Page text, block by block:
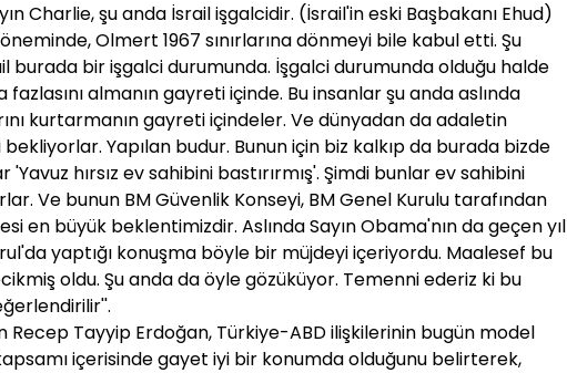
Charlie, şu anda İsrail işgalcidir. (İsrail'in eski Başbakanı Ehud)
Olmert 1967 sınırlarına dönmeyi bile kabul etti. Şu
burada bir işgalci durumunda. İşgalci durumunda olduğu halde
fazlasını almanın gayreti içinde. Bu insanlar şu anda aslında
kurtarmanın gayreti içindeler. Ve dünyadan da adaletin
Yapılan budur. Bunun için biz kalkıp da burada bizde
'Yavuz hırsız ev sahibini bastırırmış'. Şimdi bunlar ev sahibini
Ve bunun BM Güvenlik Konseyi, BM Genel Kurulu tarafından
en büyük beklentimizdir. Aslında Sayın Obama'nın da geçen yıl
yaptığı konuşma böyle bir müjdeyi içeriyordu. Maalesef bu
oldu. Şu anda da öyle gözüküyor. Temenni ederiz ki bu
Recep Tayyip Erdoğan, Türkiye-ABD ilişkilerinin bugün model
içerisinde gayet iyi bir konumda olduğunu belirterek,